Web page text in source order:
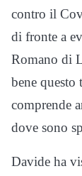
contro il
di fronte a
Romano di
bene questo
comprende
dove sono
Davide ha